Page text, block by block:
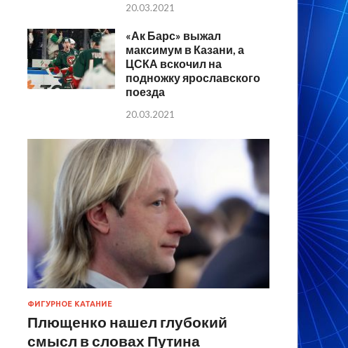
20.03.2021
«Ак Барс» выжал
максимум в Казани, а
ЦСКА вскочил на
подножку ярославского
поезда
20.03.2021
ФИГУРНОЕ КАТАНИЕ
Плющенко нашел глубокий
смысл в словах Путина